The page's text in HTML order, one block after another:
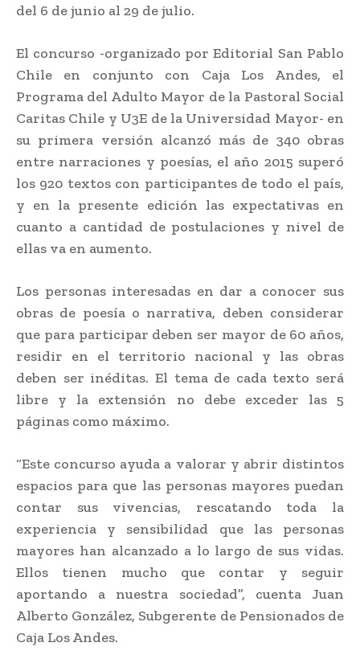
del 6 de junio al 29 de julio.
El concurso -organizado por Editorial San Pablo
Chile en conjunto con Caja Los Andes, el
Programa del Adulto Mayor de la Pastoral Social
Caritas Chile y U3E de la Universidad Mayor- en
su primera versión alcanzó más de 340 obras
entre narraciones y poesías, el año 2015 superó
los 920 textos con participantes de todo el país,
y en la presente edición las expectativas en
cuanto a cantidad de postulaciones y nivel de
ellas va en aumento.
Los personas interesadas en dar a conocer sus
obras de poesía o narrativa, deben considerar
que para participar deben ser mayor de 60 años,
residir en el territorio nacional y las obras
deben ser inéditas. El tema de cada texto será
libre y la extensión no debe exceder las 5
páginas como máximo.
“Este concurso ayuda a valorar y abrir distintos
espacios para que las personas mayores puedan
contar sus vivencias, rescatando toda la
experiencia y sensibilidad que las personas
mayores han alcanzado a lo largo de sus vidas.
Ellos tienen mucho que contar y seguir
aportando a nuestra sociedad”, cuenta Juan
Alberto González, Subgerente de Pensionados de
Caja Los Andes.